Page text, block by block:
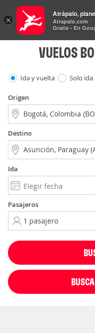
Vuelos
VUELOS
Ida y vuelta Solo ida
Origen
Destino
Ida
Pasajeros
×
Atrápalo,
Atrapalo.com
Gratis - En